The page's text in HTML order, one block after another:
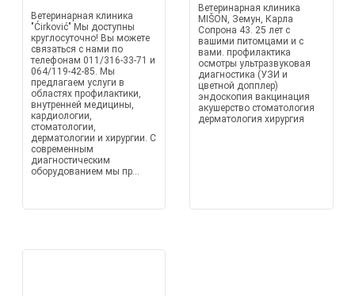
Ветеринарная клиника
"Ćirković" Мы доступны
круглосуточно! Вы можете
связаться с нами по
телефонам 011/316-33-71 и
064/119-42-85. Мы
предлагаем услуги в
областях профилактики,
внутренней медицины,
кардиологии,
стоматологии,
дерматологии и хирургии. С
современным
диагностическим
оборудованием мы пр...
Ветеринарная клиника
MIŠON, Земун, Карла
Сопрона 43. 25 лет с
вашими питомцами и с
вами. профилактика
осмотры ультразвуковая
диагностика (УЗИ и
цветной допплер)
эндоскопия вакцинация
акушерство стоматология
дерматология хирургия